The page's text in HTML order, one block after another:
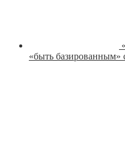
«быть базированным»